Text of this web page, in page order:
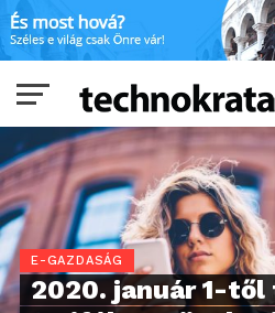
E-GAZDASÁG
2020. január 1-től